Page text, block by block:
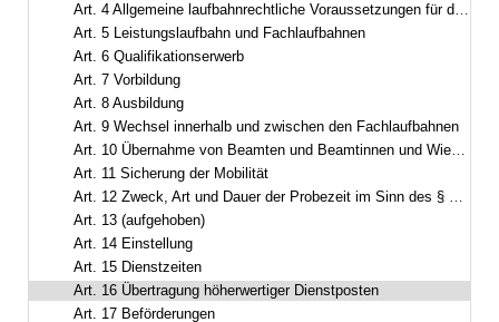
Art. 4 Allgemeine laufbahnrechtliche Voraussetzungen für die Berufung in das Beamtenverhältnis
Art. 5 Leistungslaufbahn und Fachlaufbahnen
Art. 6 Qualifikationserwerb
Art. 7 Vorbildung
Art. 8 Ausbildung
Art. 9 Wechsel innerhalb und zwischen den Fachlaufbahnen
Art. 10 Übernahme von Beamten und Beamtinnen und Wiedereinstellung früherer Beamter und Beamtinnen von Dienstherren innerhalb des Geltungsbereichs des Bayerischen Beamtengesetzes
Art. 11 Sicherung der Mobilität
Art. 12 Zweck, Art und Dauer der Probezeit im Sinn des § 4 Abs. 3 Buchst. a BeamtStG
Art. 13 (aufgehoben)
Art. 14 Einstellung
Art. 15 Dienstzeiten
Art. 16 Übertragung höherwertiger Dienstposten
Art. 17 Beförderungen